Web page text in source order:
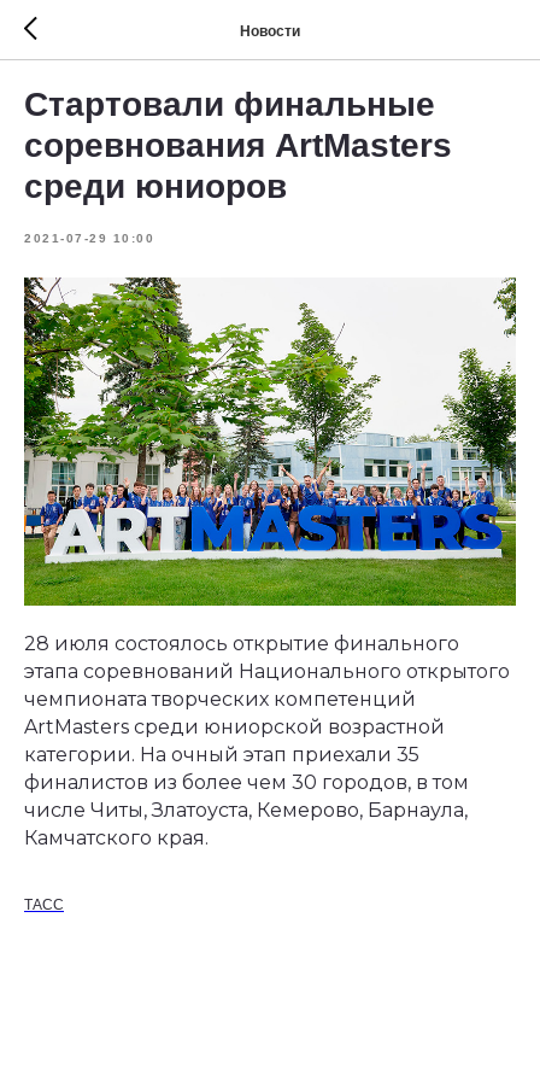
Новости
Стартовали финальные
соревнования ArtMasters
среди юниоров
2021-07-29 10:00
28 июля состоялось открытие финального
этапа соревнований Национального открытого
чемпионата творческих компетенций
ArtMasters среди юниорской возрастной
категории. На очный этап приехали 35
финалистов из более чем 30 городов, в том
числе Читы, Златоуста, Кемерово, Барнаула,
Камчатского края.
ТАСС